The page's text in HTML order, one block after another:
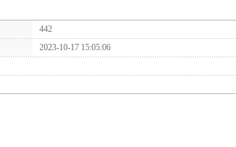
442
2023-10-17 15:05:06